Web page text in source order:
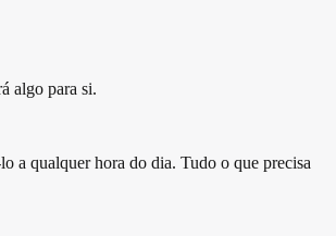
algo para si.
a qualquer hora do dia. Tudo o que precisa